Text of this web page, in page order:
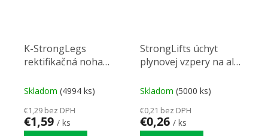
K-StrongLegs
rektifikačná noha
Skladom (4994 ks)
€1,29 bez DPH
€1,59 / ks
StrongLifts úchyt
plynovej vzpery na alu
Skladom (5000 ks)
€0,21 bez DPH
€0,26 / ks